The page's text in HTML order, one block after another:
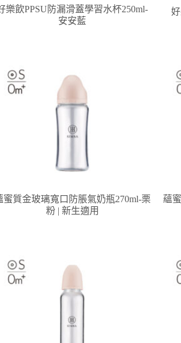
樂飲PPSU防漏滑蓋學習水杯250ml-
安安藍
蜜質金玻璃寬口防脹氣奶瓶270ml-栗
粉 | 新生適用
蘊